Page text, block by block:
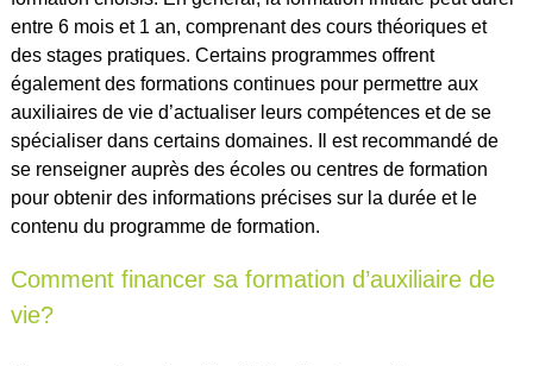
entre 6 mois et 1 an, comprenant des cours théoriques et
des stages pratiques. Certains programmes offrent
également des formations continues pour permettre aux
auxiliaires de vie d’actualiser leurs compétences et de se
spécialiser dans certains domaines. Il est recommandé de
se renseigner auprès des écoles ou centres de formation
pour obtenir des informations précises sur la durée et le
contenu du programme de formation.
Comment financer sa formation d’auxiliaire de
vie?